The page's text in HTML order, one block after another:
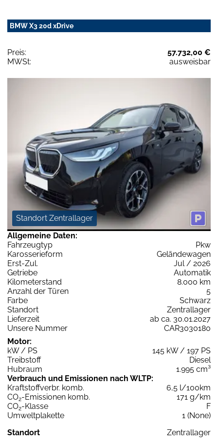
BMW X3 20d xDrive
Preis:
57.732,00 €
MWSt:
ausweisbar
Standort Zentrallager
Allgemeine Daten:
Fahrzeugtyp
Pkw
Karosserieform
Geländewagen
Erst-Zul.
Jul / 2026
Getriebe
Automatik
Kilometerstand
8.000 km
Anzahl der Türen
5
Farbe
Schwarz
Standort
Zentrallager
Lieferzeit
ab ca. 30.01.2027
Unsere Nummer
CAR3030180
Motor:
kW / PS
145 kW / 197 PS
Treibstoff
Diesel
Hubraum
1.995 cm³
Verbrauch und Emissionen nach WLTP:
Kraftstoffverbr. komb.
6,5 l/100km
CO2-Emissionen komb.
171 g/km
CO2-Klasse
F
Umweltplakette
1 (None)
Standort
Zentrallager